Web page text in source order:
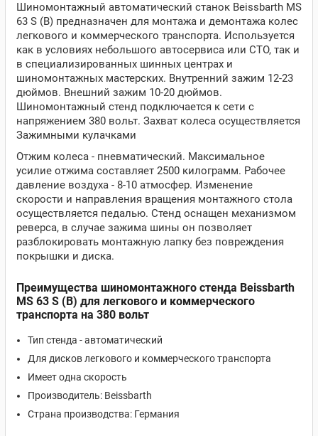
Шиномонтажный автоматический станок Beissbarth MS
63 S (B) предназначен для монтажа и демонтажа колес
легкового и коммерческого транспорта. Используется
как в условиях небольшого автосервиса или СТО, так и
в специализированных шинных центрах и
шиномонтажных мастерских. Внутренний зажим 12-23
дюймов. Внешний зажим 10-20 дюймов.
Шиномонтажный стенд подключается к сети с
напряжением 380 вольт. Захват колеса осуществляется
Зажимными кулачками
Отжим колеса - пневматический. Максимальное
усилие отжима составляет 2500 килограмм. Рабочее
давление воздуха - 8-10 атмосфер. Изменение
скорости и направления вращения монтажного стола
осуществляется педалью. Стенд оснащен механизмом
реверса, в случае зажима шины он позволяет
разблокировать монтажную лапку без повреждения
покрышки и диска.
Преимущества шиномонтажного стенда Beissbarth
MS 63 S (B) для легкового и коммерческого
транспорта на 380 вольт
Тип стенда - автоматический
Для дисков легкового и коммерческого транспорта
Имеет одна скорость
Производитель: Beissbarth
Страна производства: Германия